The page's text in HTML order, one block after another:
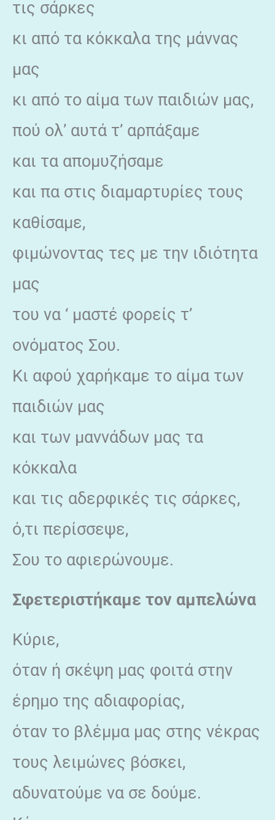
τις σάρκες
κι από τα κόκκαλα της μάννας
μας
κι από το αίμα των παιδιών μας,
πού ολ’ αυτά τ’ αρπάξαμε
και τα απομυζήσαμε
και πα στις διαμαρτυρίες τους
καθίσαμε,
φιμώνοντας τες με την ιδιότητα
μας
του να ‘ μαστέ φορείς τ’
ονόματος Σου.
Κι αφού χαρήκαμε το αίμα των
παιδιών μας
και των μαννάδων μας τα
κόκκαλα
και τις αδερφικές τις σάρκες,
ό,τι περίσσεψε,
Σου το αφιερώνουμε.
Σφετεριστήκαμε τον αμπελώνα
Κύριε,
όταν ή σκέψη μας φοιτά στην
έρημο της αδιαφορίας,
όταν το βλέμμα μας στης νέκρας
τους λειμώνες βόσκει,
αδυνατούμε να σε δούμε.